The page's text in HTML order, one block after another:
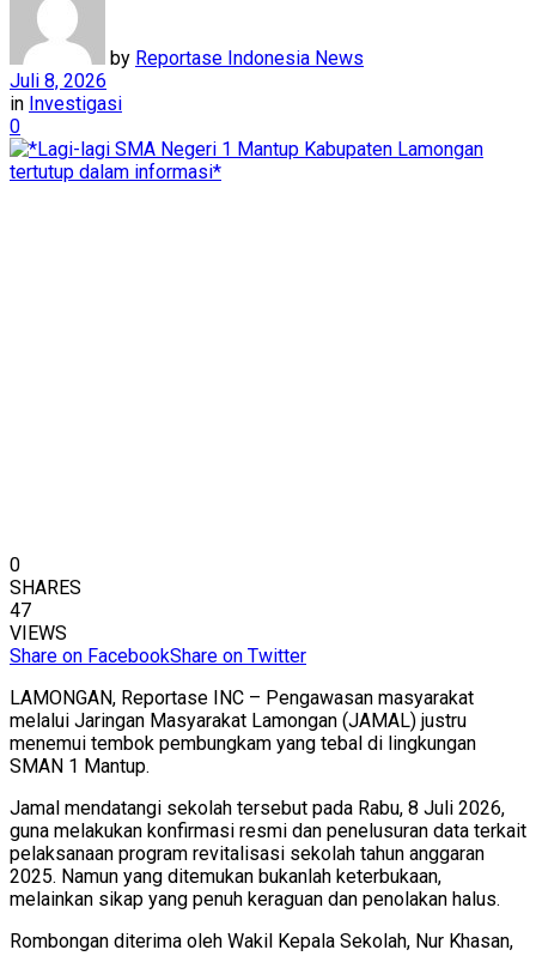
by Reportase Indonesia News
Juli 8, 2026
in Investigasi
0
0
SHARES
47
VIEWS
Share on FacebookShare on Twitter
LAMONGAN, Reportase INC – Pengawasan masyarakat
melalui Jaringan Masyarakat Lamongan (JAMAL) justru
menemui tembok pembungkam yang tebal di lingkungan
SMAN 1 Mantup.
Jamal mendatangi sekolah tersebut pada Rabu, 8 Juli 2026,
guna melakukan konfirmasi resmi dan penelusuran data terkait
pelaksanaan program revitalisasi sekolah tahun anggaran
2025. Namun yang ditemukan bukanlah keterbukaan,
melainkan sikap yang penuh keraguan dan penolakan halus.
Rombongan diterima oleh Wakil Kepala Sekolah, Nur Khasan,